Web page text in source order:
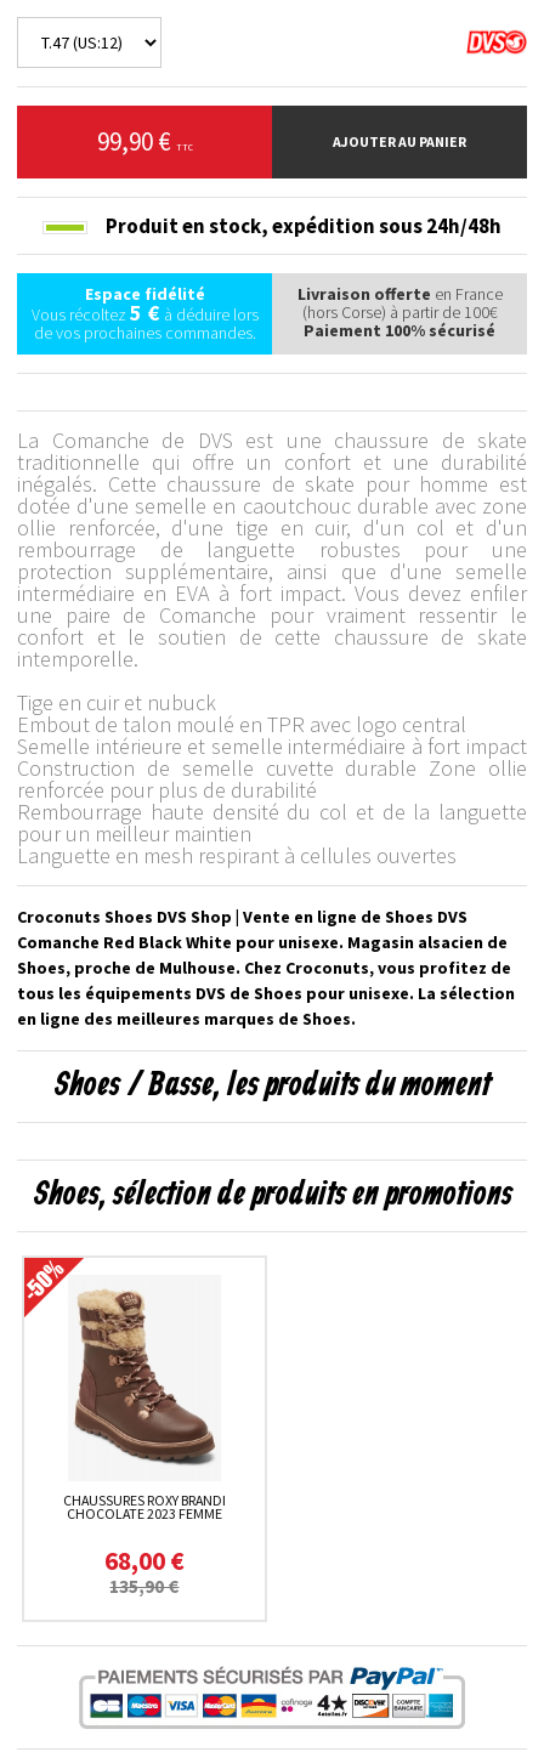
99,90 € TTC AJOUTER AU PANIER
Produit en stock,expédition sous 24h/48h
Espace fidélité
Vous récoltez 5 €à déduire lors
de vos prochaines commandes.
Livraison offerte en France
(hors Corse) à partir de 100€
Paiement 100% sécurisé
La Comanche de DVS est une chaussure de skate
traditionnelle qui offre un confort et une durabilité
inégalés. Cette chaussure de skate pour homme est
dotée d'une semelle en caoutchouc durable avec zone
ollie renforcée, d'une tige en cuir, d'un col et d'un
rembourrage de languette robustes pour une
protection supplémentaire, ainsi que d'une semelle
intermédiaire en EVA à fort impact. Vous devez enfiler
une paire de Comanche pour vraiment ressentir le
confort et le soutien de cette chaussure de skate
intemporelle.
Tige en cuir et nubuck
Embout de talon moulé en TPR avec logo central
Semelle intérieure et semelle intermédiaire à fort impact
Construction de semelle cuvette durable Zone ollie
renforcée pour plus de durabilité
Rembourrage haute densité du col et de la languette
pour un meilleur maintien
Languette en mesh respirant à cellules ouvertes
Croconuts Shoes DVS Shop | Vente en ligne de Shoes DVS
Comanche Red Black White pour unisexe. Magasin alsacien de
Shoes, proche de Mulhouse. Chez Croconuts, vous profitez de
tous les équipements DVS de Shoes pour unisexe. La sélection
en ligne des meilleures marques de Shoes.
Shoes / Basse, les produits du moment
Shoes, sélection de produits en promotions
CHAUSSURES ROXY BRANDI
CHOCOLATE 2023 FEMME
68,00 €
135,90 €